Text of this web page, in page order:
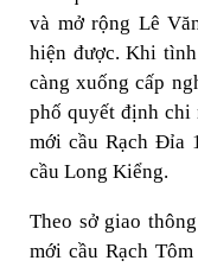
và mở rộng Lê
hiện được. Khi
càng xuống cấp
phố quyết định chi
mới cầu Rạch Đỉa
cầu Long Kiểng.
Theo sở giao
mới cầu Rạch